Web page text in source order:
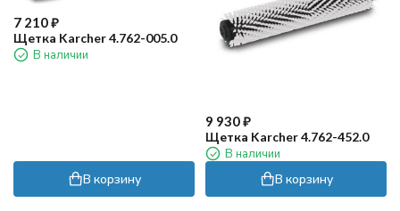
7 210₽
Щетка Karcher 4.762-005.0
В наличии
В корзину
9 930₽
Щетка Karcher 4.762-452.0
В наличии
В корзину